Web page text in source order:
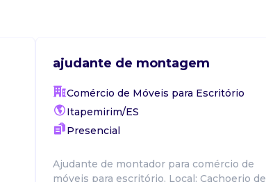
ajudante de montagem
Comércio de Móveis para Escritório
Itapemirim/ES
Presencial
Ajudante de montador para comércio de
móveis para escritório. Local: Cachoerio de